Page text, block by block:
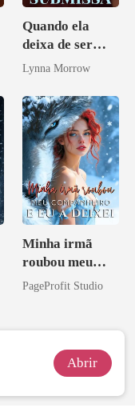
Quando ela
deixa de ser
submissa
Lynna Morrow
Minha irmã
roubou meu
companheiro e
PageProfit Studio
Abrir